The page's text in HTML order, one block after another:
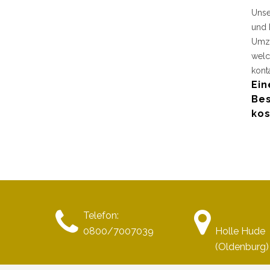
und
Telefon:
0800/7007039
Holle Hude
(Oldenburg)